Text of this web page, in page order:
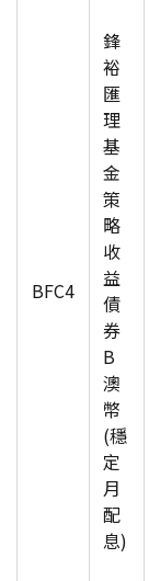
BFC4
鋒
裕
匯
理
基
金
策
略
收
益
債
券
B
澳
幣
(穩
定
月
配
息)